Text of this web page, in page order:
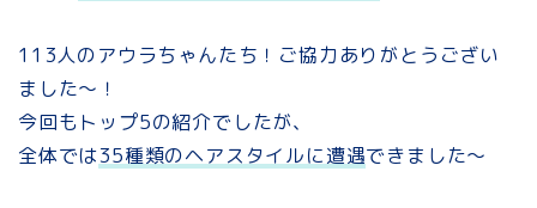
113人のアウラちゃんたち！ご協力ありがとうござい
ました～！
今回もトップ5の紹介でしたが、
全体では35種類のヘアスタイルに遭遇できました～